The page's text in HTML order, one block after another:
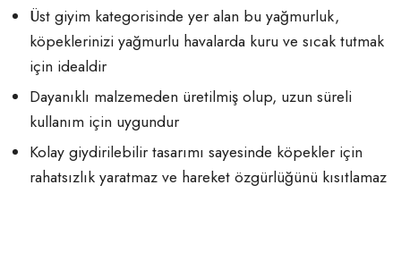
Üst giyim kategorisinde yer alan bu yağmurluk,
köpeklerinizi yağmurlu havalarda kuru ve sıcak tutmak
için idealdir
Dayanıklı malzemeden üretilmiş olup, uzun süreli
kullanım için uygundur
Kolay giydirilebilir tasarımı sayesinde köpekler için
rahatsızlık yaratmaz ve hareket özgürlüğünü kısıtlamaz